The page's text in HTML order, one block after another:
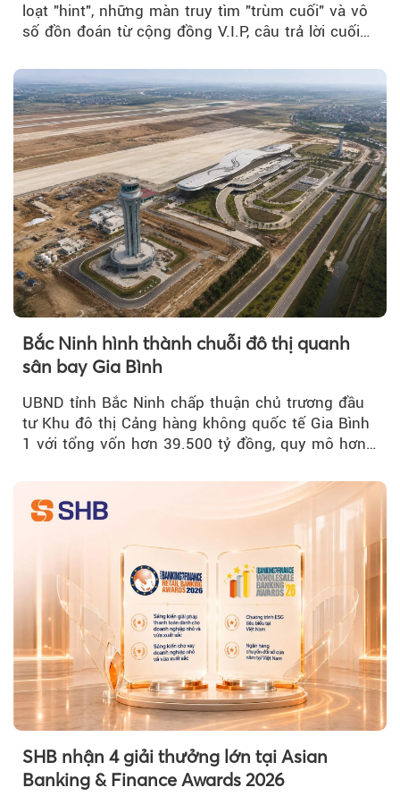
loạt "hint", những màn truy tìm "trùm cuối" và vô
số đồn đoán từ cộng đồng V.I.P, câu trả lời cuối
Bắc Ninh hình thành chuỗi đô thị quanh
sân bay Gia Bình
UBND tỉnh Bắc Ninh chấp thuận chủ trương đầu
tư Khu đô thị Cảng hàng không quốc tế Gia Bình
1 với tổng vốn hơn 39.500 tỷ đồng, quy mô hơn
SHB nhận 4 giải thưởng lớn tại Asian
Banking & Finance Awards 2026